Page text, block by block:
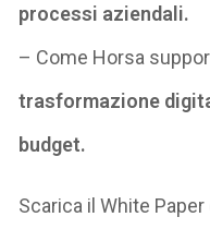
processi aziendali.
– Come Horsa
trasformazione
budget.
Scarica il White